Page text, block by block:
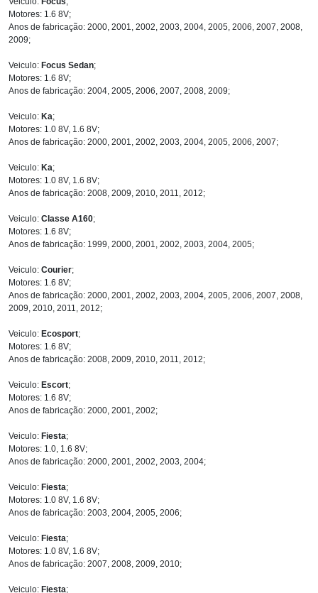
Motores: 1.6 8V;
Anos de fabricação: 2000, 2001, 2002, 2003, 2004, 2005, 2006, 2007, 2008,
2009;
Veiculo: Focus Sedan;
Motores: 1.6 8V;
Anos de fabricação: 2004, 2005, 2006, 2007, 2008, 2009;
Veiculo: Ka;
Motores: 1.0 8V, 1.6 8V;
Anos de fabricação: 2000, 2001, 2002, 2003, 2004, 2005, 2006, 2007;
Veiculo: Ka;
Motores: 1.0 8V, 1.6 8V;
Anos de fabricação: 2008, 2009, 2010, 2011, 2012;
Veiculo: Classe A160;
Motores: 1.6 8V;
Anos de fabricação: 1999, 2000, 2001, 2002, 2003, 2004, 2005;
Veiculo: Courier;
Motores: 1.6 8V;
Anos de fabricação: 2000, 2001, 2002, 2003, 2004, 2005, 2006, 2007, 2008,
2009, 2010, 2011, 2012;
Veiculo: Ecosport;
Motores: 1.6 8V;
Anos de fabricação: 2008, 2009, 2010, 2011, 2012;
Veiculo: Escort;
Motores: 1.6 8V;
Anos de fabricação: 2000, 2001, 2002;
Veiculo: Fiesta;
Motores: 1.0, 1.6 8V;
Anos de fabricação: 2000, 2001, 2002, 2003, 2004;
Veiculo: Fiesta;
Motores: 1.0 8V, 1.6 8V;
Anos de fabricação: 2003, 2004, 2005, 2006;
Veiculo: Fiesta;
Motores: 1.0 8V, 1.6 8V;
Anos de fabricação: 2007, 2008, 2009, 2010;
Veiculo: Fiesta;